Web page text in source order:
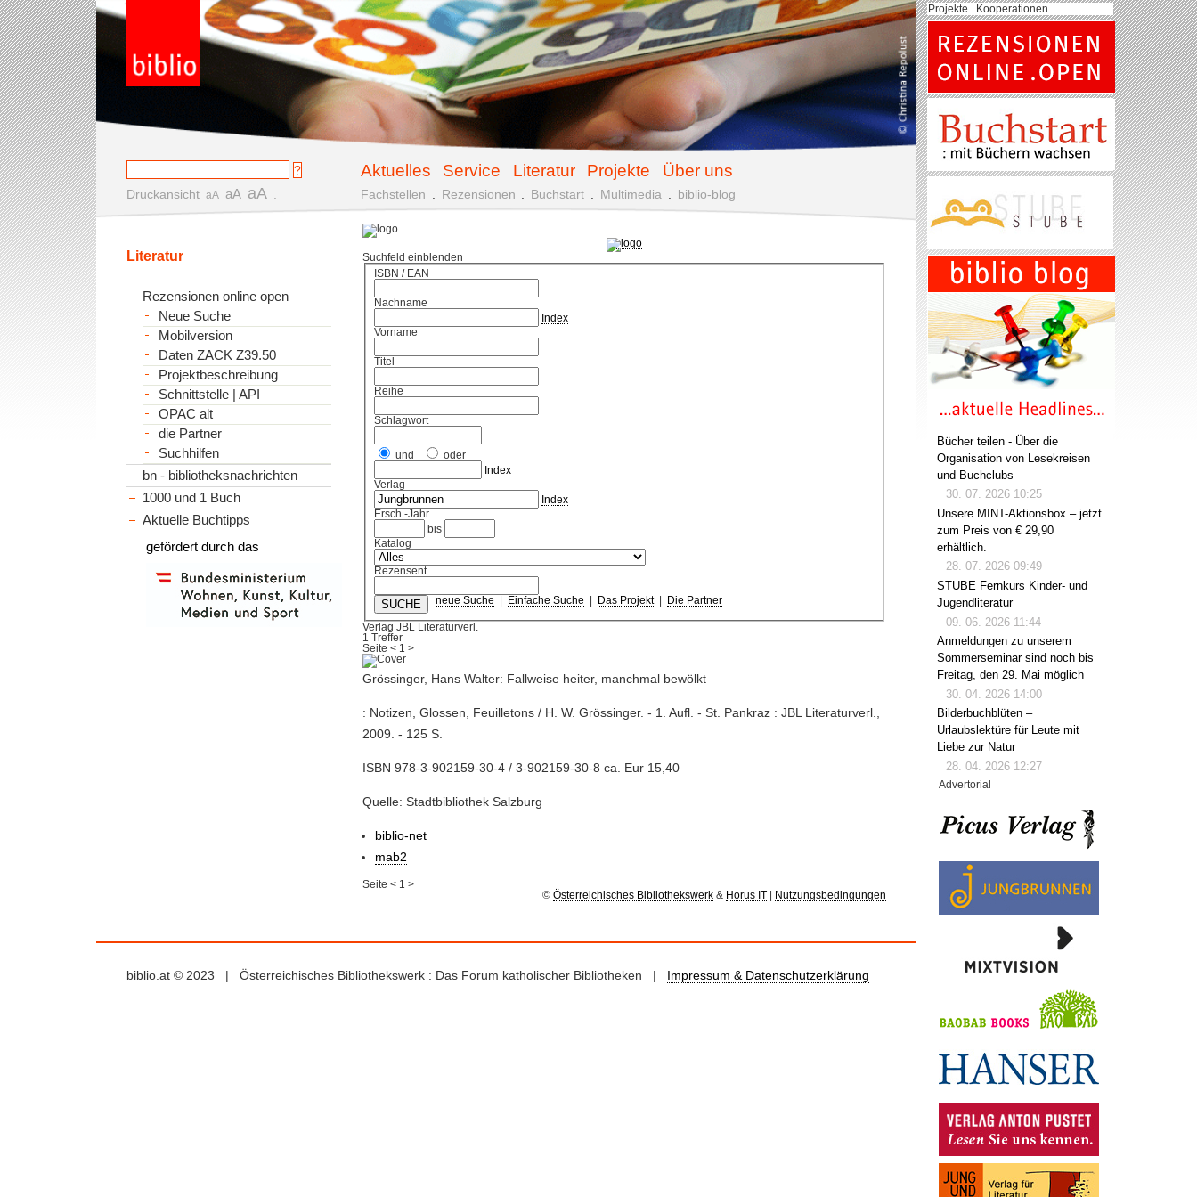
Aktuelles Service Literatur Projekte Über uns
Druckansicht aA aA aA Fachstellen Rezensionen Buchstart Multimedia biblio-blog
Suchfeld einblenden
ISBN / EAN
Nachname
Index
Vorname
Titel
Reihe
Schlagwort
und
oder
Index
Verlag
Index
Ersch.-Jahr
bis
Katalog
Rezensent
neue Suche Einfache Suche Das Projekt| Die Partner
Verlag JBL Literaturverl.
1 Treffer
Seite< 1 >
Grössinger, Hans Walter: Fallweise heiter, manchmal bewölkt
: Notizen, Glossen, Feuilletons / H. W. Grössinger. - 1. Aufl. - St. Pankraz : JBL Literaturverl.,
2009. - 125 S.
ISBN 978-3-902159-30-4 / 3-902159-30-8 ca. Eur 15,40
Quelle: Stadtbibliothek Salzburg
biblio-net
mab2
Seite< 1 >
© Österreichisches Bibliothekswerk& Horus IT Nutzungsbedingungen
Literatur
Rezensionen online open
Neue Suche
Mobilversion
Daten ZACK Z39.50
Projektbeschreibung
Schnittstelle | API
OPAC alt
die Partner
Suchhilfen
bn - bibliotheksnachrichten
1000 und 1 Buch
Aktuelle Buchtipps
gefördert durch das
biblio.at © 2023 | Österreichisches Bibliothekswerk : Das Forum katholischer Bibliotheken | Impressum & Datenschutzerklärung
Projekte . Kooperationen
Bücher teilen - Über die
Organisation von Lesekreisen
und Buchclubs
30. 07. 2026 10:25
Unsere MINT-Aktionsbox – jetzt
zum Preis von € 29,90
erhältlich.
28. 07. 2026 09:49
STUBE Fernkurs Kinder- und
Jugendliteratur
09. 06. 2026 11:44
Anmeldungen zu unserem
Sommerseminar sind noch bis
Freitag, den 29. Mai möglich
30. 04. 2026 14:00
Bilderbuchblüten –
Urlaubslektüre für Leute mit
Liebe zur Natur
28. 04. 2026 12:27
Advertorial